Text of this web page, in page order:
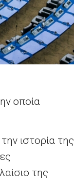
οποία
ιστορία της
της